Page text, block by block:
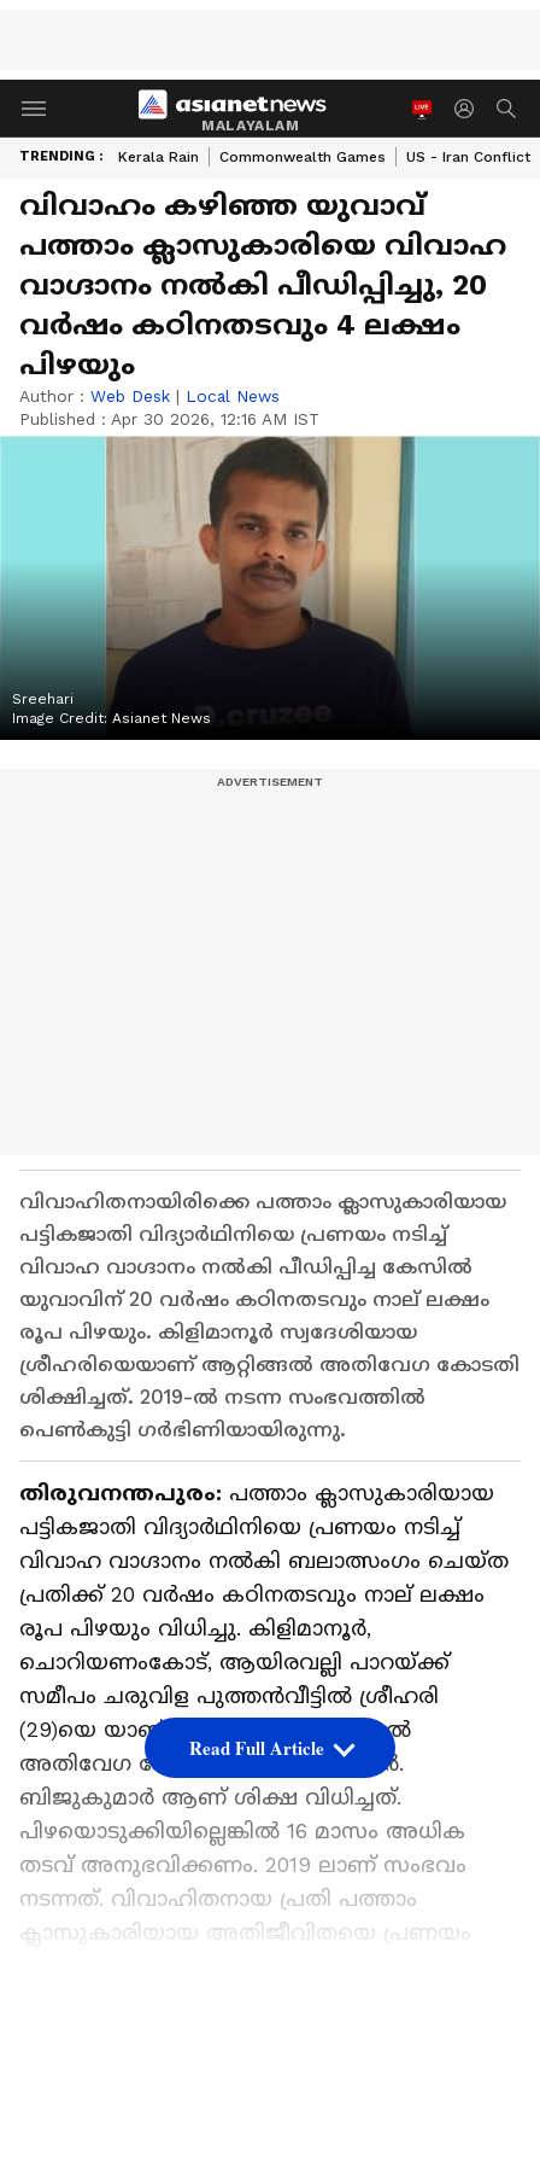
MALAYALAM
TRENDING : Kerala Rain Commonwealth Games US - Iran Conflict
വിവാഹം കഴിഞ്ഞ യുവാവ്
പത്താം ക്ലാസുകാരിയെ വിവാഹ
വാഗ്ദാനം നൽകി പീഡിപ്പിച്ചു, 20
വർഷം കഠിനതടവും 4 ലക്ഷം
പിഴയും
Author : Web Desk | Local News
Published : Apr 30 2026, 12:16 AM IST
Sreehari
Image Credit: Asianet News
വിവാഹിതനായിരിക്കെ പത്താം ക്ലാസുകാരിയായ
പട്ടികജാതി വിദ്യാർഥിനിയെ പ്രണയം നടിച്ച്
വിവാഹ വാഗ്ദാനം നൽകി പീഡിപ്പിച്ച കേസിൽ
യുവാവിന് 20 വർഷം കഠിനതടവും നാല് ലക്ഷം
രൂപ പിഴയും. കിളിമാനൂർ സ്വദേശിയായ
ശ്രീഹരിയെയാണ് ആറ്റിങ്ങൽ അതിവേഗ കോടതി
ശിക്ഷിച്ചത്. 2019-ൽ നടന്ന സംഭവത്തിൽ
പെൺകുട്ടി ഗർഭിണിയായിരുന്നു.
തിരുവനന്തപുരം: പത്താം ക്ലാസുകാരിയായ
പട്ടികജാതി വിദ്യാർഥിനിയെ പ്രണയം നടിച്ച്
വിവാഹ വാഗ്ദാനം നൽകി ബലാത്സംഗം ചെയ്ത
പ്രതിക്ക് 20 വർഷം കഠിനതടവും നാല് ലക്ഷം
രൂപ പിഴയും വിധിച്ചു. കിളിമാനൂർ,
ചൊറിയണംകോട്, ആയിരവല്ലി പാറയ്ക്ക്
സമീപം ചരുവിള പുത്തൻവീട്ടിൽ ശ്രീഹരി
(29)യെ യാണ് ശിക്ഷിച്ചത്. ആറ്റിങ്ങൽ
അതിവേഗ കോടതി ജഡ്ജി സി.ആർ.
ബിജുകുമാർ ആണ് ശിക്ഷ വിധിച്ചത്.
പിഴയൊടുക്കിയില്ലെങ്കിൽ 16 മാസം അധിക
തടവ് അനുഭവിക്കണം. 2019 ലാണ് സംഭവം
നടന്നത്. വിവാഹിതനായ പ്രതി പത്താം
ക്ലാസുകാരിയായ അതിജീവിതയെ പ്രണയം
Read Full Article